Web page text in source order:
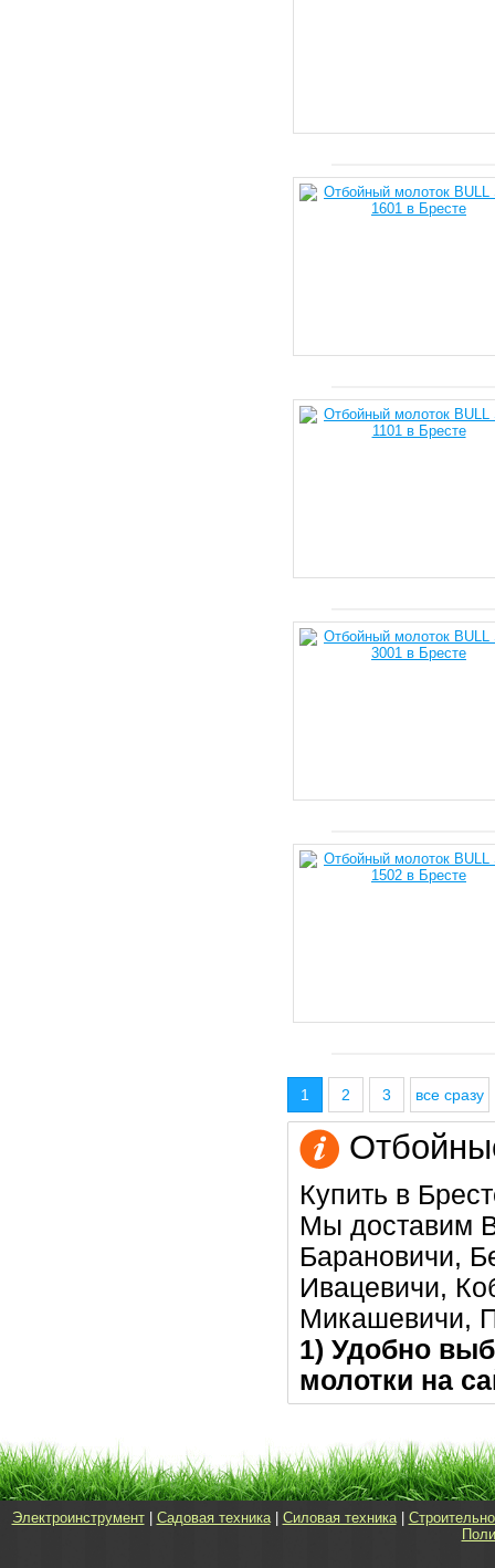
1 2 3 все сразу
Купить в
Мы доставим
Барановичи,
Ивацевичи,
Микашевичи,
1) Удобно
молотки на
Электроинструмент| Садовая техника| Силовая техника|